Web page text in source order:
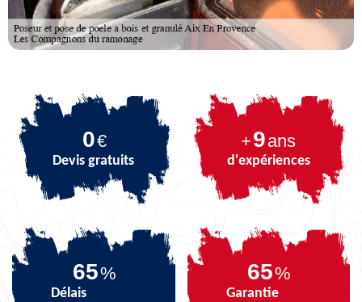
0€
Devis gratuits
+9ans
d'expériences
82%
Délais
82%
Garantie